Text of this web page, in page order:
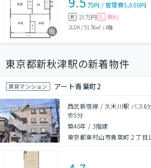
万円 /管理費5,000円
敷 19万円 礼 無料
2LDK/51.56㎡ /4階
東京都新秋津駅の新着物件
賃貸マンション アート青葉町2
西武新宿線 / 久米川駅 バス6
歩5分
築40年 / 3階建
東京都東村山市青葉町２丁目